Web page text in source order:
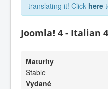
translating it! Click here
Joomla! 4 - Italian
Maturity
Stable
Vydané